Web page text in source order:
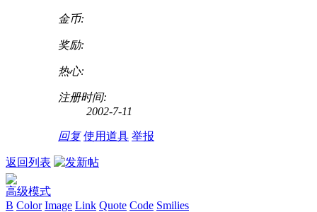
金币:
奖励:
热心:
注册时间:
2002-7-11
回复 使用道具 举报
返回列表
高级模式
B Color Image Link Quote Code Smilies